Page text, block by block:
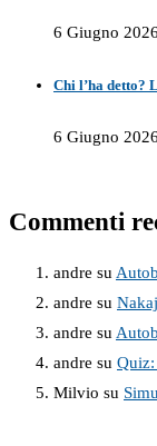
6 Giugno 2026
Chi l’ha detto?
6 Giugno 2026
Commenti
andre su
andre su
andre su
andre su
Milvio su